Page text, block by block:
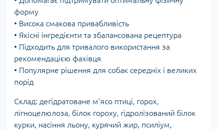
форму
• Висока смакова привабливість
• Якісні інгредієнти та збалансована рецептура
• Підходить для тривалого використання за
рекомендацією фахівця
• Популярне рішення для собак середніх і великих
порід
Склад: дегідратоване м’ясо птиці, горох,
лігноцелюлоза, білок гороху, гідролізований білок
курки, насіння льону, курячий жир, псиліум,